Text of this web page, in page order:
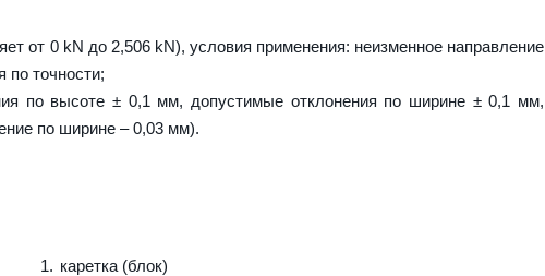
от 0 kN до 2,506 kN), условия применения: неизменное направление
по точности;
по высоте ± 0,1 мм, допустимые отклонения по ширине ± 0,1 мм,
по ширине – 0,03 мм).
каретка (блок)